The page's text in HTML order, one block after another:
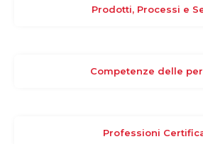
Prodotti, Processi e
Competenze delle
Professioni